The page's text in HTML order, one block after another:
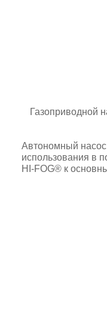
Газоприводной
Автономный
использования в
HI-FOG® к